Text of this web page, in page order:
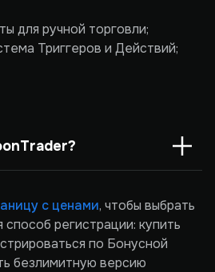
для ручной торговли;
Триггеров и Действий;
с ценами, чтобы выбрать
регистрации: купить
по Бонусной
безлимитную версию